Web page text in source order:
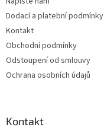
Dodací a platební podmínky
Kontakt
Obchodní podmínky
Odstoupení od smlouvy
Ochrana osobních údajů
Kontakt